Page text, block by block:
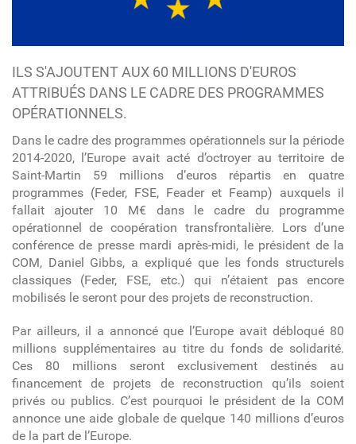
ILS S'AJOUTENT AUX 60 MILLIONS D'EUROS
ATTRIBUÉS DANS LE CADRE DES PROGRAMMES
OPÉRATIONNELS.
Dans le cadre des programmes opérationnels sur la période
2014-2020, l’Europe avait acté d’octroyer au territoire de
Saint-Martin 59 millions d’euros répartis en quatre
programmes (Feder, FSE, Feader et Feamp) auxquels il
fallait ajouter 10 M€ dans le cadre du programme
opérationnel de coopération transfrontalière. Lors d’une
conférence de presse mardi après-midi, le président de la
COM, Daniel Gibbs, a expliqué que les fonds structurels
classiques (Feder, FSE, etc.) qui n’étaient pas encore
mobilisés le seront pour des projets de reconstruction.
Par ailleurs, il a annoncé que l’Europe avait débloqué 80
millions supplémentaires au titre du fonds de solidarité.
Ces 80 millions seront exclusivement destinés au
financement de projets de reconstruction qu’ils soient
privés ou publics. C’est pourquoi le président de la COM
annonce une aide globale de quelque 140 millions d’euros
de la part de l’Europe.